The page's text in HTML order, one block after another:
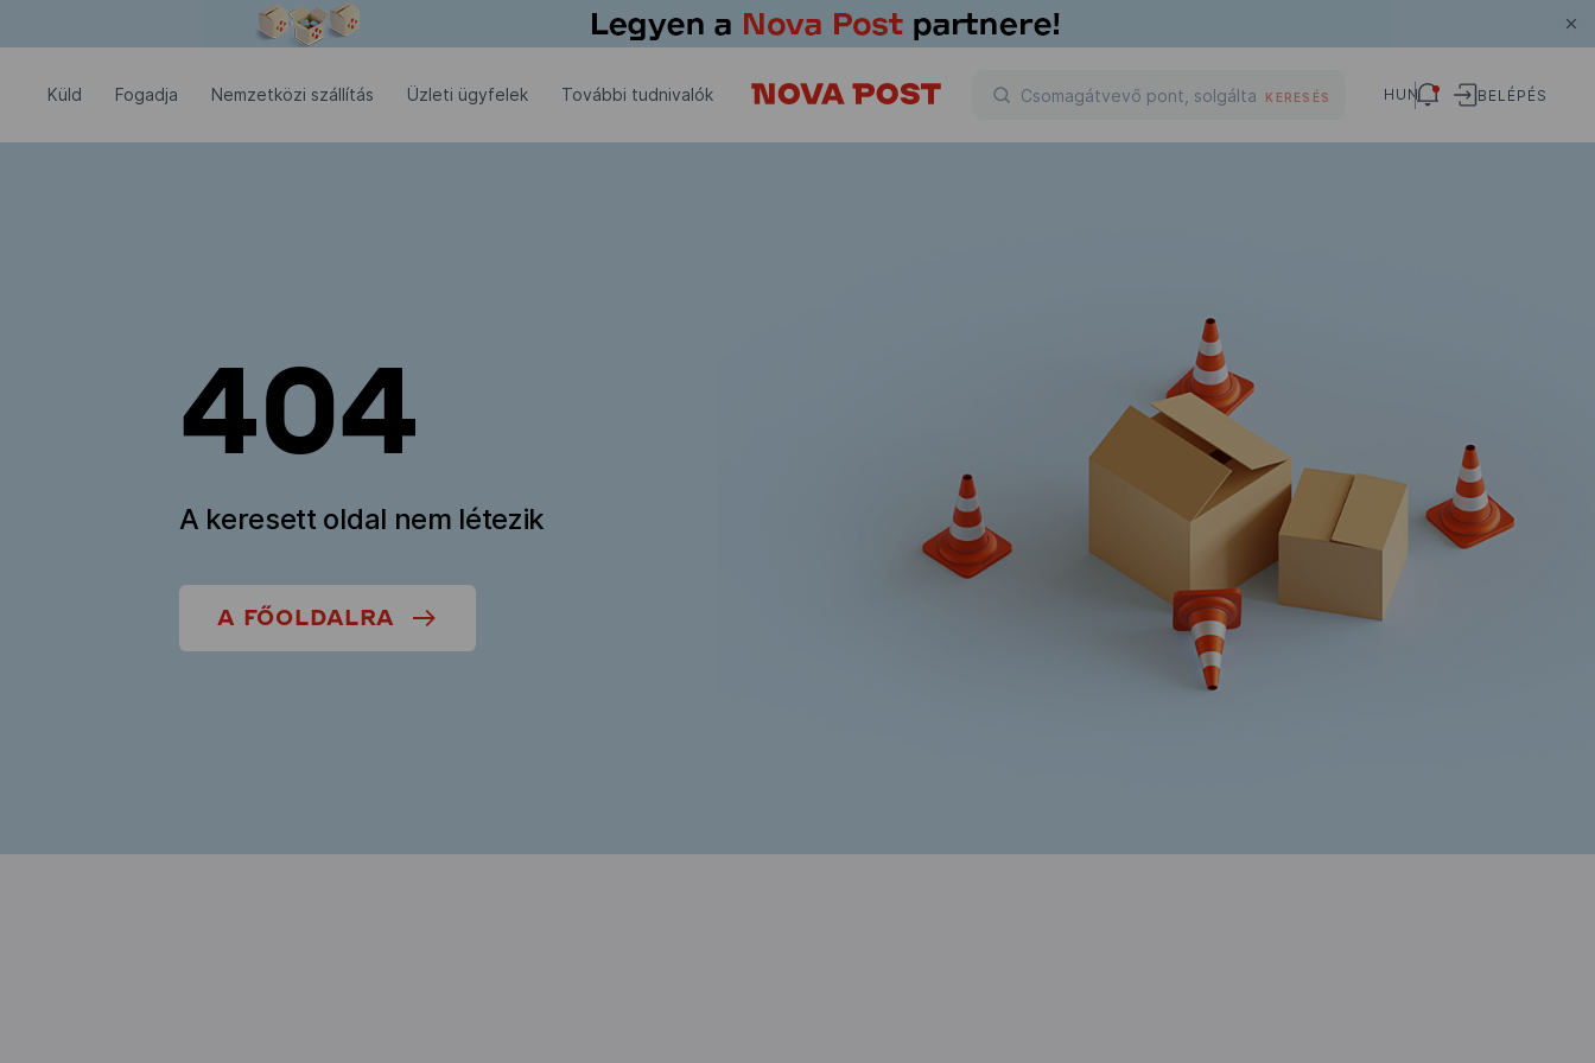
Küld Fogadja Nemzetközi szállítás Üzleti ügyfelek További tudnivalók KERESÉS HUN BELÉPÉS
404
A keresett oldal nem létezik
A FŐOLDALRA